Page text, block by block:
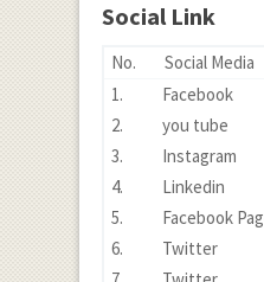
Social Link
No. Social Media
1.
Facebook
2.
you tube
3.
Instagram
4.
Linkedin
5.
Facebook
6.
Twitter